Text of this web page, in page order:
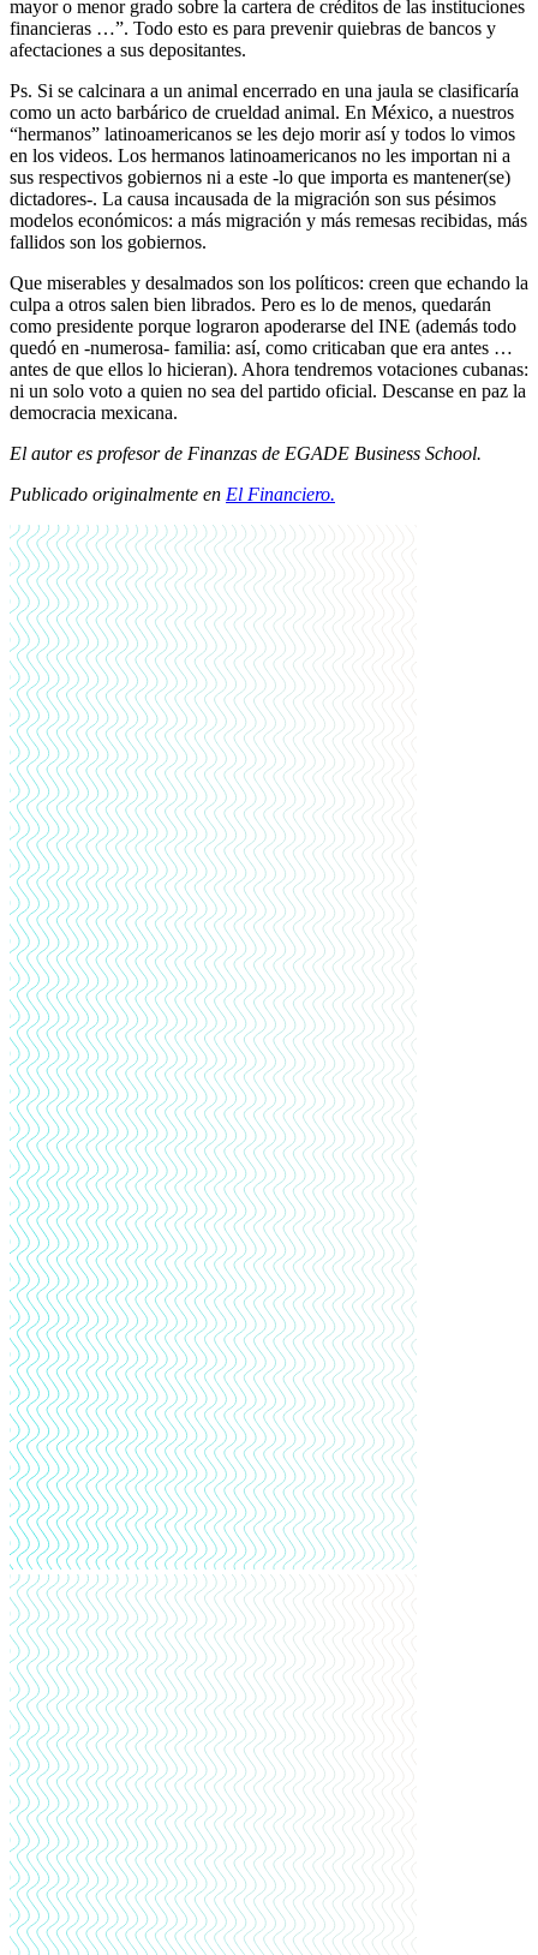
mayor o menor grado sobre la cartera de créditos de las instituciones
financieras …”. Todo esto es para prevenir quiebras de bancos y
afectaciones a sus depositantes.
Ps. Si se calcinara a un animal encerrado en una jaula se clasificaría
como un acto barbárico de crueldad animal. En México, a nuestros
“hermanos” latinoamericanos se les dejo morir así y todos lo vimos
en los videos. Los hermanos latinoamericanos no les importan ni a
sus respectivos gobiernos ni a este -lo que importa es mantener(se)
dictadores-. La causa incausada de la migración son sus pésimos
modelos económicos: a más migración y más remesas recibidas, más
fallidos son los gobiernos.
Que miserables y desalmados son los políticos: creen que echando la
culpa a otros salen bien librados. Pero es lo de menos, quedarán
como presidente porque lograron apoderarse del INE (además todo
quedó en -numerosa- familia: así, como criticaban que era antes …
antes de que ellos lo hicieran). Ahora tendremos votaciones cubanas:
ni un solo voto a quien no sea del partido oficial. Descanse en paz la
democracia mexicana.
El autor es profesor de Finanzas de EGADE Business School.
Publicado originalmente en El Financiero.